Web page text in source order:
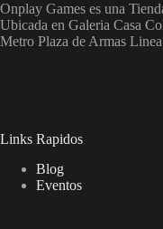
Onplay Games es una
Ubicada en Galeria Casa
Metro Plaza de Armas
Links Rapidos
Blog
Eventos